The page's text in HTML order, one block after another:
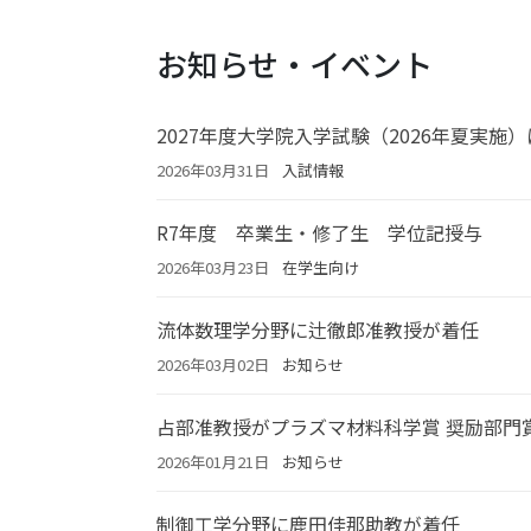
お知らせ・イベント
2027年度大学院入学試験（2026年夏実施）
2026年03月31日 入試情報
R7年度 卒業生・修了生 学位記授与
2026年03月23日 在学生向け
流体数理学分野に辻徹郎准教授が着任
2026年03月02日 お知らせ
占部准教授がプラズマ材料科学賞 奨励部門
2026年01月21日 お知らせ
制御工学分野に鹿田佳那助教が着任